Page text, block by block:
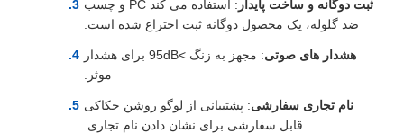
ثبت دوگانه و ساخت پایدار
: استفاده می کند PC و چسب
ضد گلوله، یک محصول دوگانه ثبت اختراع شده است.
هشدار های صوتی
: مجهز به زنگ >95dB برای هشدار
موثر.
نام تجاری سفارشی: پشتیبانی از لوگو روشن حکاکی
قابل سفارشی برای نشان دادن نام تجاری.